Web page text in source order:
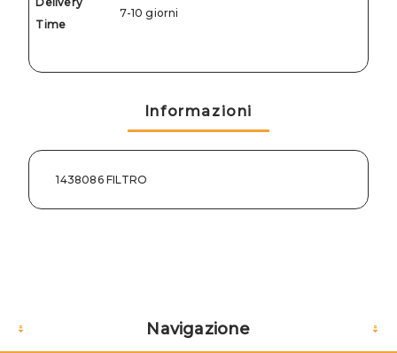
Time
7-10 giorni
Informazioni
1438086 FILTRO
Navigazione